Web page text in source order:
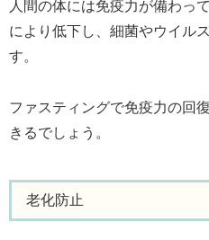
人間の体には免疫力が備わっ
により低下し、細菌やウイル
す。
ファスティングで免疫力の回
きるでしょう。
老化防止